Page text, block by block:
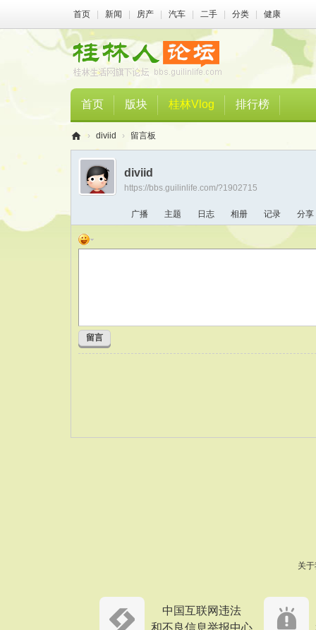
首页 新闻 房产 汽车 二手 分类 健康
首页 版块 桂林Vlog 排行榜
桂
人
坛
› diviid › 留言板
diviid
https://bbs.guilinlife.com/?1902715
广播 主题 日志 相册 记录 分享
留言
关
中国互联网违法
和不良信息举报中心